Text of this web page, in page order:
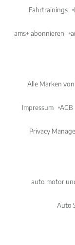
Fahrtrainings
ams+ abonnieren
Alle Marken
Impressum AGB
Privacy
auto motor
Auto